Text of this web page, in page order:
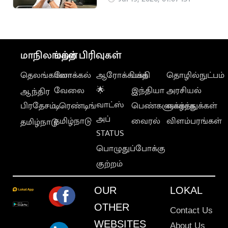
மாநிலங்கள்
தெலங்கானா
ஆந்திர
பிரதேசம்
தமிழ்நாடு
மற்ற பிரிவுகள்
லோக்கல்
வேலை
டிரெண்டிங்
தமிழ்நாடு
ஆரோக்கியம்
🌟
வாட்ஸ்
அப்
STATUS
பொழுதுப்போக்கு
குற்றம்
பக்தி
இந்தியா
பெண்களுக்காக
வைரல்
தொழில்நுட்பம்
அரசியல்
வாழ்த்துக்கள்
விளம்பரங்கள்
OUR
OTHER
WEBSITES
LOKAL
Contact Us
About Us